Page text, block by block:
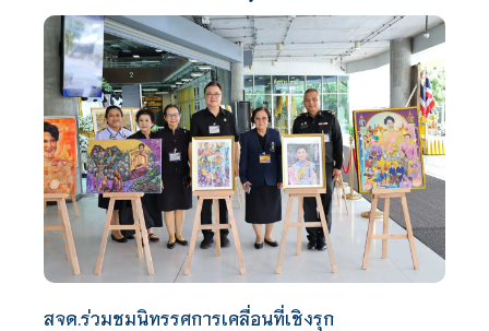
สจด.ร่วมชมนิทรรศการเคลื่อนที่เชิงรุก